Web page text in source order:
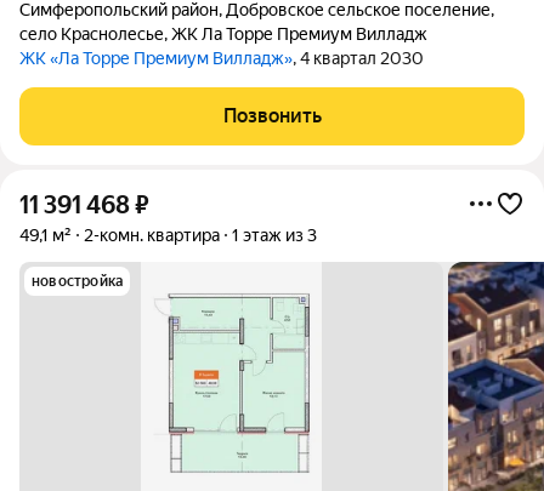
Симферопольский район, Добровское сельское поселение,
село Краснолесье,ЖК Ла Торре Премиум Вилладж
ЖК «Ла Торре Премиум Вилладж», 4 квартал 2030
Позвонить
11 391 468₽
49,1 м² 2-комн. квартира 1 этаж из 3
новостройка